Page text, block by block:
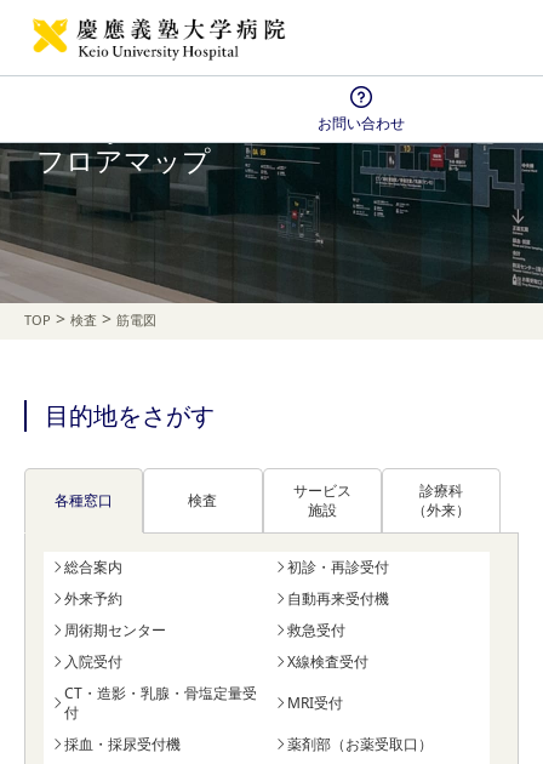
お問い合わせ
フロアマップ
TOP > 検査 > 筋電図
目的地をさがす
各種窓口 検査
サービス
施設
診療科
（外来）
総合案内
初診・再診受付
外来予約
自動再来受付機
周術期センター
救急受付
入院受付
X線検査受付
CT・造影・乳腺・骨塩定量受
付
MRI受付
採血・採尿受付機
薬剤部（お薬受取口）